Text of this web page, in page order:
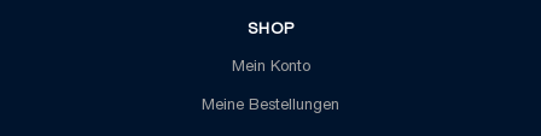
SHOP
Mein Konto
Meine Bestellungen